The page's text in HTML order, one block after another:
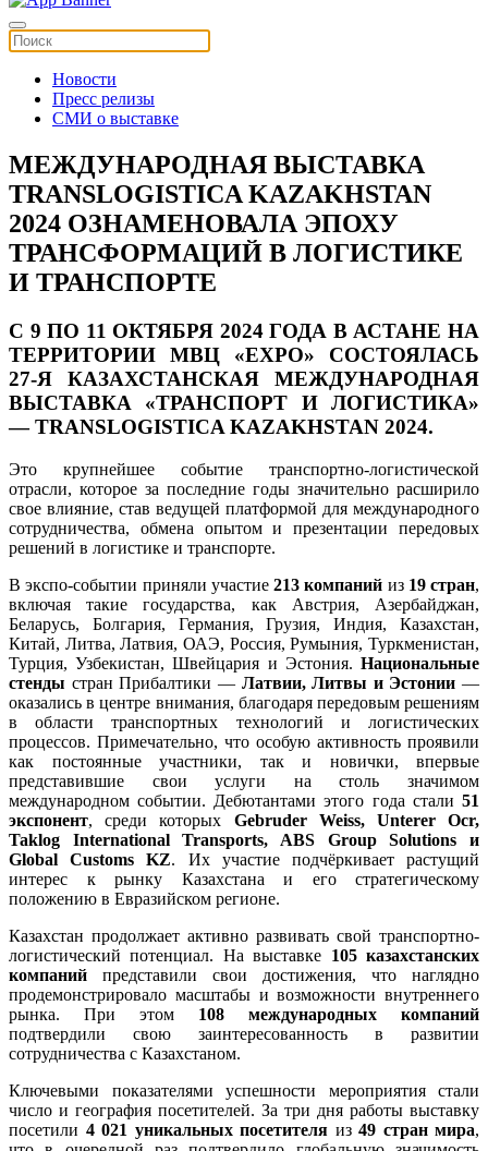
Новости
Пресс релизы
СМИ о выставке
МЕЖДУНАРОДНАЯ ВЫСТАВКА
TRANSLOGISTICA KAZAKHSTAN
2024 ОЗНАМЕНОВАЛА ЭПОХУ
ТРАНСФОРМАЦИЙ В ЛОГИСТИКЕ
И ТРАНСПОРТЕ
С 9 ПО 11 ОКТЯБРЯ 2024 ГОДА В АСТАНЕ НА
ТЕРРИТОРИИ МВЦ «EXPO» СОСТОЯЛАСЬ
27-Я КАЗАХСТАНСКАЯ МЕЖДУНАРОДНАЯ
ВЫСТАВКА «ТРАНСПОРТ И ЛОГИСТИКА»
—TRANSLOGISTICA KAZAKHSTAN 2024.
Это крупнейшее событие транспортно-логистической
отрасли, которое за последние годы значительно расширило
свое влияние, став ведущей платформой для международного
сотрудничества, обмена опытом и презентации передовых
решений в логистике и транспорте.
В экспо-событии приняли участие 213 компаний из 19 стран,
включая такие государства, как Австрия, Азербайджан,
Беларусь, Болгария, Германия, Грузия, Индия, Казахстан,
Китай, Литва, Латвия, ОАЭ, Россия, Румыния, Туркменистан,
Турция, Узбекистан, Швейцария и Эстония. Национальные
стенды стран Прибалтики — Латвии, Литвы и Эстонии —
оказались в центре внимания, благодаря передовым решениям
в области транспортных технологий и логистических
процессов. Примечательно, что особую активность проявили
как постоянные участники, так и новички, впервые
представившие свои услуги на столь значимом
международном событии. Дебютантами этого года стали 51
экспонент, среди которых Gebruder Weiss, Unterer Ocr,
Taklog International Transports, ABS Group Solutions и
Global Customs KZ. Их участие подчёркивает растущий
интерес к рынку Казахстана и его стратегическому
положению в Евразийском регионе.
Казахстан продолжает активно развивать свой транспортно-
логистический потенциал. На выставке 105 казахстанских
компаний представили свои достижения, что наглядно
продемонстрировало масштабы и возможности внутреннего
рынка. При этом 108 международных компаний
подтвердили свою заинтересованность в развитии
сотрудничества с Казахстаном.
Ключевыми показателями успешности мероприятия стали
число и география посетителей. За три дня работы выставку
посетили 4 021 уникальных посетителя из 49 стран мира,